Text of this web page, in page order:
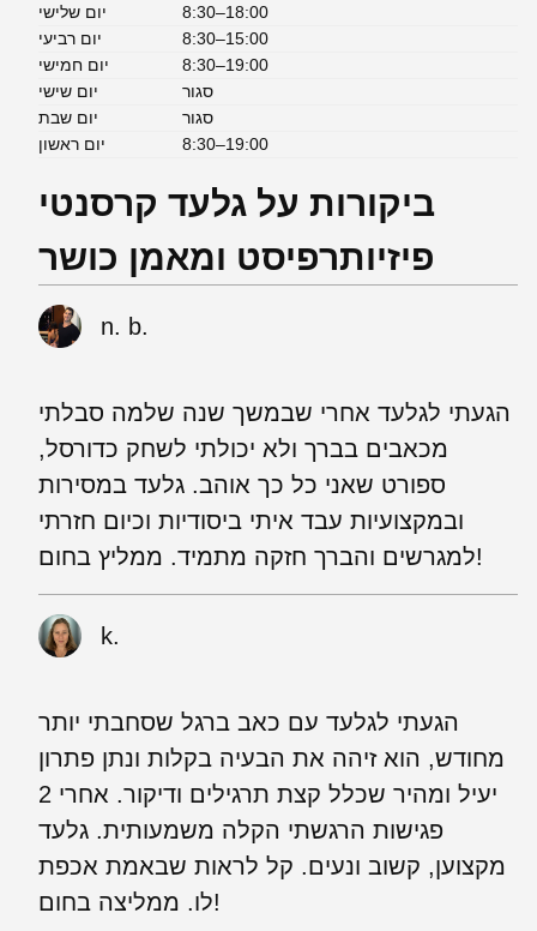
יום שלישי
8:30–18:00
יום רביעי
8:30–15:00
יום חמישי
8:30–19:00
יום שישי
סגור
יום שבת
סגור
יום ראשון
8:30–19:00
ביקורות על גלעד קרסנטי
פיזיותרפיסט ומאמן כושר
n. b.
הגעתי לגלעד אחרי שבמשך שנה שלמה סבלתי
מכאבים בברך ולא יכולתי לשחק כדורסל,
ספורט שאני כל כך אוהב. גלעד במסירות
ובמקצועיות עבד איתי ביסודיות וכיום חזרתי
למגרשים והברך חזקה מתמיד. ממליץ בחום!
k.
הגעתי לגלעד עם כאב ברגל שסחבתי יותר
מחודש, הוא זיהה את הבעיה בקלות ונתן פתרון
יעיל ומהיר שכלל קצת תרגילים ודיקור. אחרי 2
פגישות הרגשתי הקלה משמעותית. גלעד
מקצוען, קשוב ונעים. קל לראות שבאמת אכפת
לו. ממליצה בחום!